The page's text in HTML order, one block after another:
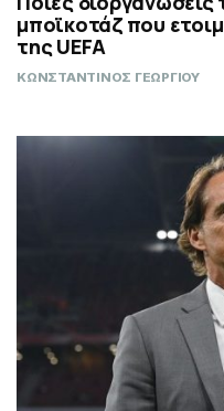
μποϊκοτάζ που
της UEFA
ΚΩΝΣΤΑΝΤΙΝΟΣ ΓΕΩΡΓΙΟΥ